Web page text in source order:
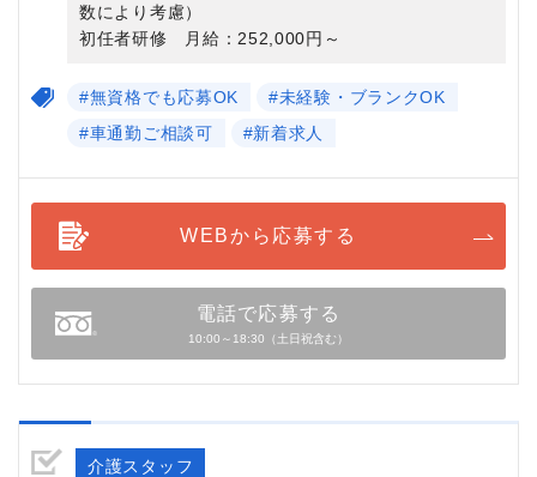
数により考慮）
初任者研修 月給：252,000円～
#無資格でも応募OK
#未経験・ブランクOK
#車通勤ご相談可
#新着求人
WEBから応募する
電話で応募する
10:00～18:30（土日祝含む）
介護スタッフ